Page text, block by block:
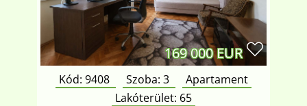
169 000 EUR
Kód: 9408 Szoba: 3
Apartament
Lakóterület: 65